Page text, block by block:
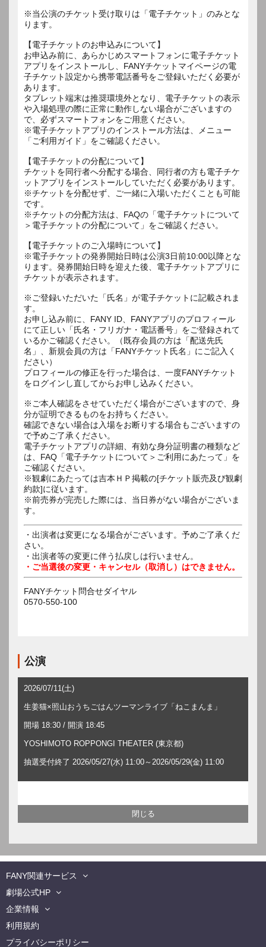
※当公演のチケット受け取りは「電子チケット」のみとな
ります。
【電子チケットのお申込みについて】
お申込み前に、あらかじめスマートフォンに電子チケット
アプリをインストールし、FANYチケットマイページの電
子チケット設定から携帯電話番号をご登録いただく必要が
あります。
タブレット端末は推奨環境外となり、電子チケットの表示
や入場処理の際に正常に動作しない場合がございますの
で、必ずスマートフォンをご用意ください。
※電子チケットアプリのインストール方法は、メニュー
「ご利用ガイド」をご確認ください。
【電子チケットの分配について】
チケットを同行者へ分配する場合、同行者の方も電子チケ
ットアプリをインストールしていただく必要があります。
※チケットを分配せず、ご一緒に入場いただくことも可能
です。
※チケットの分配方法は、FAQの「電子チケットについて
＞電子チケットの分配について」をご確認ください。
【電子チケットのご入場時について】
※電子チケットの発券開始日時は公演3日前10:00以降とな
ります。発券開始日時を迎えた後、電子チケットアプリに
チケットが表示されます。
※ご登録いただいた「氏名」が電子チケットに記載されま
す。
お申し込み前に、FANY ID、FANYアプリのプロフィール
にて正しい「氏名・フリガナ・電話番号」をご登録されて
いるかご確認ください。（既存会員の方は「配送先氏
名」、新規会員の方は「FANYチケット氏名」にご記入く
ださい）
プロフィールの修正を行った場合は、一度FANYチケット
をログインし直してからお申し込みください。
※ご本人確認をさせていただく場合がございますので、身
分が証明できるものをお持ちください。
確認できない場合は入場をお断りする場合もございますの
で予めご了承ください。
電子チケットアプリの詳細、有効な身分証明書の種類など
は、FAQ「電子チケットについて＞ご利用にあたって」を
ご確認ください。
※観劇にあたっては吉本ＨＰ掲載の[チケット販売及び観劇
約款]に従います。
※前売券が完売した際には、当日券がない場合がございま
す。
・出演者は変更になる場合がございます。予めご了承くだ
さい。
・出演者等の変更に伴う払戻しは行いません。
・ご当選後の変更・キャンセル（取消し）はできません。
FANYチケット問合せダイヤル
0570-550-100
公演
2026/07/11(土)
生姜猫×照山おうちごはんツーマンライブ「ねこまんま」
開場 18:30 / 開演 18:45
YOSHIMOTO ROPPONGI THEATER (東京都)
抽選受付終了 2026/05/27(水) 11:00～2026/05/29(金) 11:00
FANY関連サービス
劇場公式HP
企業情報
利用規約
プライバシーポリシー